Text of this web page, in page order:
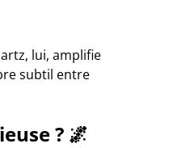
lui, amplifie
subtil entre
? 🌌